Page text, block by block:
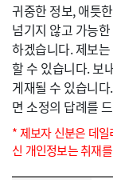
귀중한 정보, 애틋
넘기지 않고 가능
하겠습니다. 제보
할 수 있습니다. 보
게재될 수 있습니
면 소정의 답례를
* 제보자 신분은 데
신 개인정보는 취재